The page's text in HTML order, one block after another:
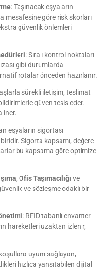
: Taşınacak eşyaların
mesafesine göre risk skorları
güvenlik önlemleri
: Sıralı kontrol noktaları
gibi durumlarda
rotalar önceden hazırlanır.
sürekli iletişim, teslimat
güven tesis eder.
iner.
eşyaların sigortası
Sigorta kapsamı, değere
bu kapsama göre optimize
, Ofis Taşımacılığı ve
ve sözleşme odaklı bir
: RFID tabanlı envanter
hareketleri uzaktan izlenir,
uyum sağlayan,
hızlıca yansıtabilen dijital